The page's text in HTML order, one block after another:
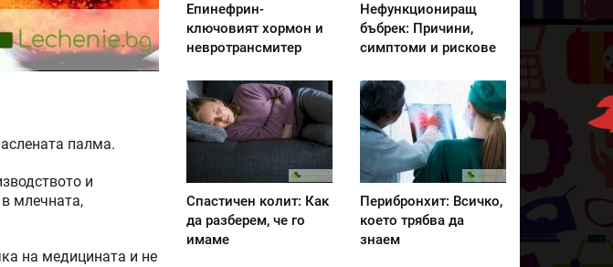
палма.
и
млечната,
на медицината и не
Епинефрин-
ключовият хормон и
невротрансмитер
Нефункциониращ
бъбрек: Причини,
симптоми и рискове
Спастичен колит: Как
да разберем, че го
имаме
Перибронхит: Всичко,
което трябва да
знаем